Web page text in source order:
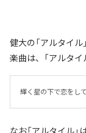
健大の「アルタイ
楽曲は、「アルタイ
輝く星の下で恋をして
なお「アルタイル」